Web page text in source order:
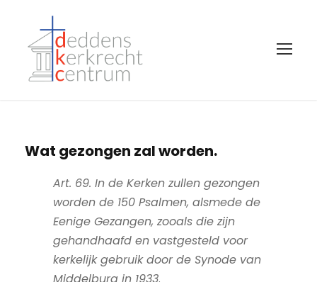
Wat gezongen zal worden.
Art. 69. In de Kerken zullen gezongen
worden de 150 Psalmen, alsmede de
Eenige Gezangen, zooals die zijn
gehandhaafd en vastgesteld voor
kerkelijk gebruik door de Synode van
Middelburg in 1933.